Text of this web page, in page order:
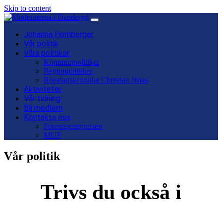
Skip to content
Main
Navigation
Johanna Hornberger
Vår politik
Våra politiker
Kommunpolitiker
Regionpolitiker
Riksdagskandidat Christian Hoas
Aktiviteter
Vår tidning
Bli medlem
Kontakta oss
Föreningsstyrelsen
MUF
Vår politik
Trivs du också i